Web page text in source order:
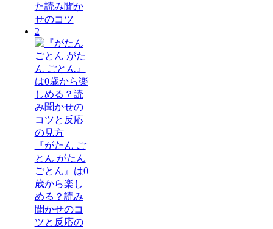
た読み聞か
せのコツ
2
『がたん ご
とん がたん
ごとん』は0
歳から楽し
める？読み
聞かせのコ
ツと反応の